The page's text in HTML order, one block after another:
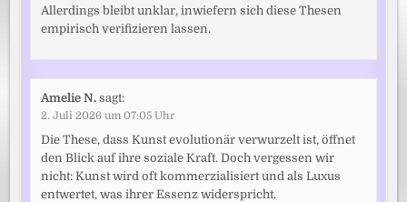
Allerdings bleibt unklar, inwiefern sich diese Thesen
empirisch verifizieren lassen.
Amelie N. sagt:
2. Juli 2026 um 07:05 Uhr
Die These, dass Kunst evolutionär verwurzelt ist, öffnet
den Blick auf ihre soziale Kraft. Doch vergessen wir
nicht: Kunst wird oft kommerzialisiert und als Luxus
entwertet, was ihrer Essenz widerspricht.